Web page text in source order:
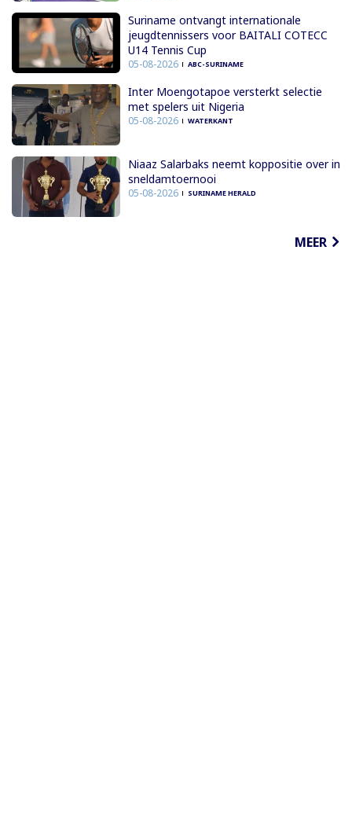
Suriname ontvangt internationale
jeugdtennissers voor BAITALI COTECC
U14 Tennis Cup
05-08-2026 ABC-SURINAME
Inter Moengotapoe versterkt selectie
met spelers uit Nigeria
05-08-2026 WATERKANT
Niaaz Salarbaks neemt koppositie over in
sneldamtoernooi
05-08-2026 SURINAME HERALD
MEER